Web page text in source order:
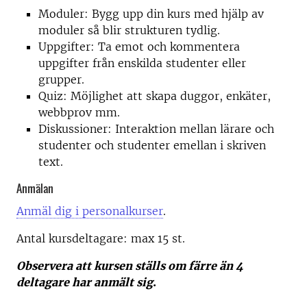
Moduler: Bygg upp din kurs med hjälp av
moduler så blir strukturen tydlig.
Uppgifter: Ta emot och kommentera
uppgifter från enskilda studenter eller
grupper.
Quiz: Möjlighet att skapa duggor, enkäter,
webbprov mm.
Diskussioner: Interaktion mellan lärare och
studenter och studenter emellan i skriven
text.
Anmälan
Anmäl dig i personalkurser.
Antal kursdeltagare: max 15 st.
Observera att kursen ställs om färre än 4
deltagare har anmält sig.